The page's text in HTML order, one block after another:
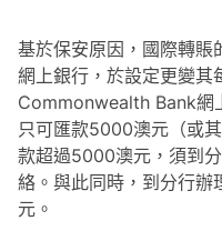
基於保安原因，國際轉賬
網上銀行，於設定更變其
Commonwealth Bank網
只可匯款5000澳元（或
款超過5000澳元，須到
絡。與此同時，到分行
元。